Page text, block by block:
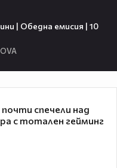
| Обедна емисия | 10
спечели над
с тотален гейминг